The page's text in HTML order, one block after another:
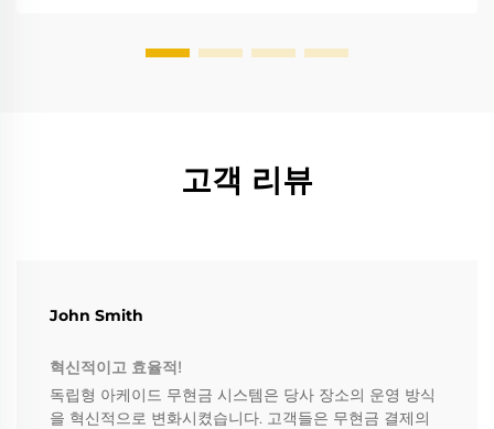
고객 리뷰
John Smith
혁신적이고 효율적!
독립형 아케이드 무현금 시스템은 당사 장소의 운영 방식
을 혁신적으로 변화시켰습니다. 고객들은 무현금 결제의